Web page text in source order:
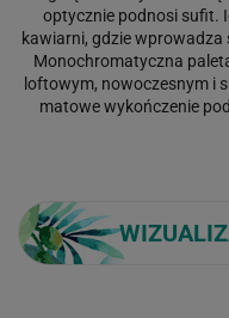
optycznie podnosi sufit.
kawiarni, gdzie wprowadza
Monochromatyczna
loftowym, nowoczesnym i
matowe wykończenie